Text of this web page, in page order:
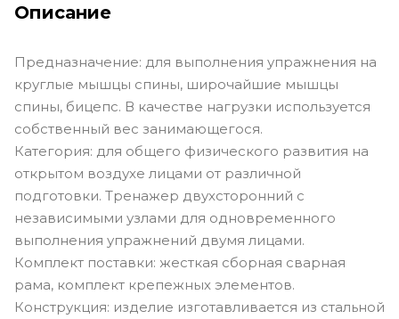
Описание
Предназначение: для выполнения упражнения на
круглые мышцы спины, широчайшие мышцы
спины, бицепс. В качестве нагрузки используется
собственный вес занимающегося.
Категория: для общего физического развития на
открытом воздухе лицами от различной
подготовки. Тренажер двухсторонний с
независимыми узлами для одновременного
выполнения упражнений двумя лицами.
Комплект поставки: жесткая сборная сварная
рама, комплект крепежных элементов.
Конструкция: изделие изготавливается из стальной